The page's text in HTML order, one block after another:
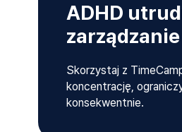
ADHD
Skorzystaj z
koncentrację,
konsekwentnie.